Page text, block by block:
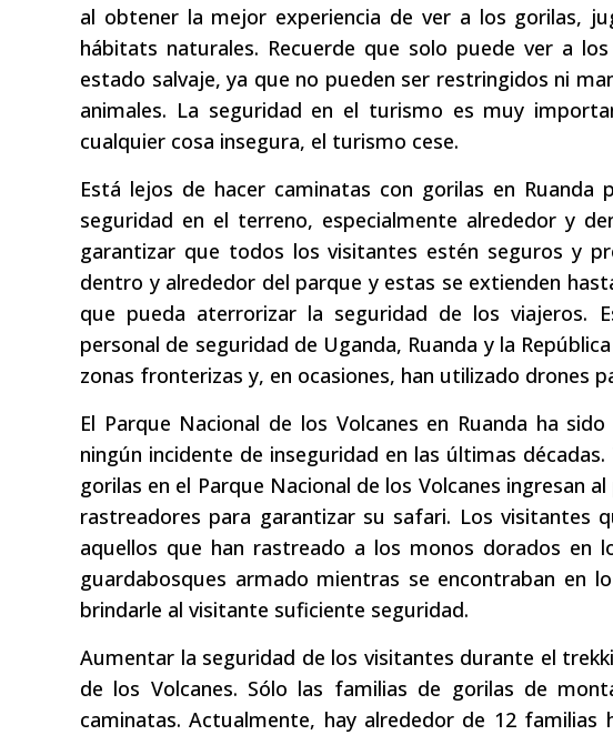
al obtener la mejor experiencia de ver a los gorilas,
hábitats naturales. Recuerde que solo puede ver a
estado salvaje, ya que no pueden ser restringidos ni
animales. La seguridad en el turismo es muy
cualquier cosa insegura, el turismo cese.
Está lejos de hacer caminatas con gorilas en
seguridad en el terreno, especialmente alrededor y
garantizar que todos los visitantes estén seguros y
dentro y alrededor del parque y estas se extienden
que pueda aterrorizar la seguridad de los viajeros.
personal de seguridad de Uganda, Ruanda y la
zonas fronterizas y, en ocasiones, han utilizado drones
El Parque Nacional de los Volcanes en Ruanda ha
ningún incidente de inseguridad en las últimas
gorilas en el Parque Nacional de los Volcanes ingresan
rastreadores para garantizar su safari. Los visitantes
aquellos que han rastreado a los monos dorados en
guardabosques armado mientras se encontraban en
brindarle al visitante suficiente seguridad.
Aumentar la seguridad de los visitantes durante el
de los Volcanes. Sólo las familias de gorilas de
caminatas. Actualmente, hay alrededor de 12